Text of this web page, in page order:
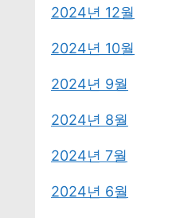
2024년 12월
2024년 10월
2024년 9월
2024년 8월
2024년 7월
2024년 6월